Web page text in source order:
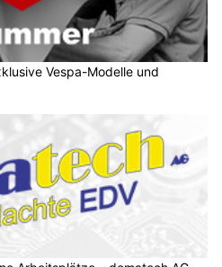
Vespa-Modelle und